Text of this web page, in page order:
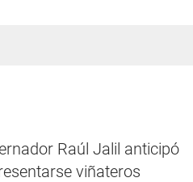
Raúl Jalil anticipó
viñateros